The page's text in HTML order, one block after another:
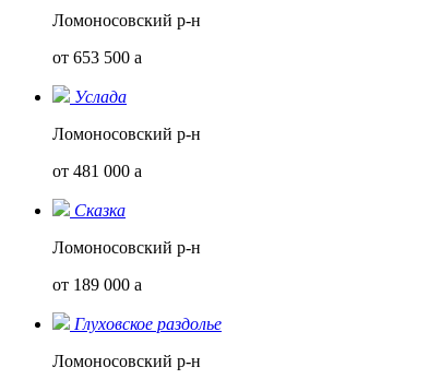
Ломоносовский р-н
от 653 500 a
Услада
Ломоносовский р-н
от 481 000 a
Сказка
Ломоносовский р-н
от 189 000 a
Глуховское раздолье
Ломоносовский р-н